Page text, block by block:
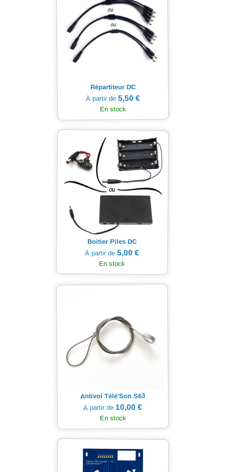
Répartiteur DC
À partir de 5,50 €
En stock
Boitier Piles DC
À partir de5,00 €
En stock
Antivol Télé'Son S63
À partir de 10,00 €
En stock